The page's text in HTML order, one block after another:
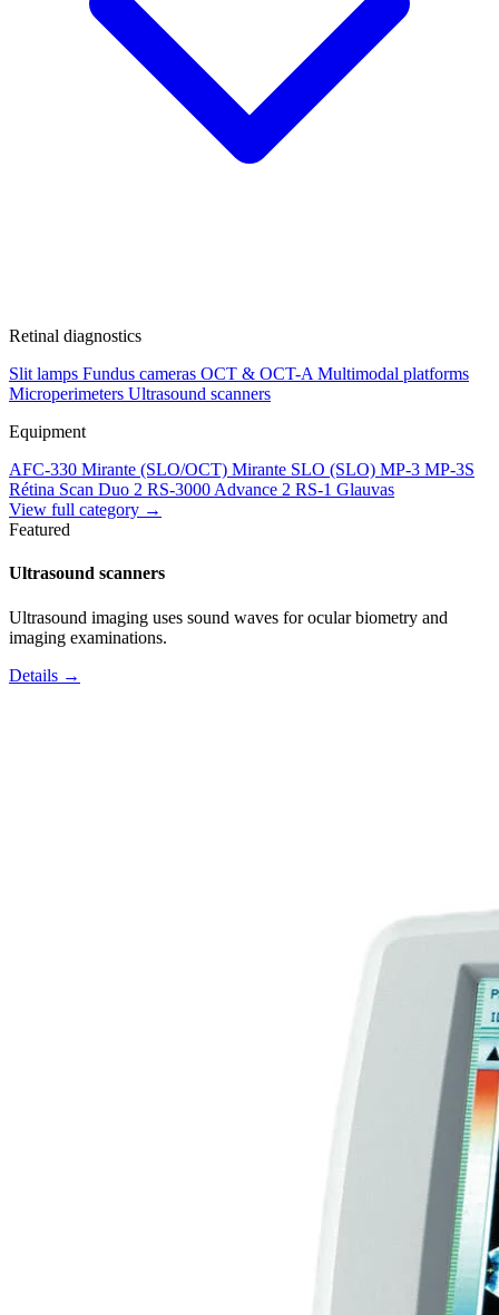
Retinal diagnostics
Slit lamps Fundus cameras OCT & OCT-A Multimodal platforms
Microperimeters Ultrasound scanners
Equipment
AFC-330 Mirante (SLO/OCT) Mirante SLO (SLO) MP-3 MP-3S
Rétina Scan Duo 2 RS-3000 Advance 2 RS-1 Glauvas
View full category →
Featured
Ultrasound scanners
Ultrasound imaging uses sound waves for ocular biometry and
imaging examinations.
Details →